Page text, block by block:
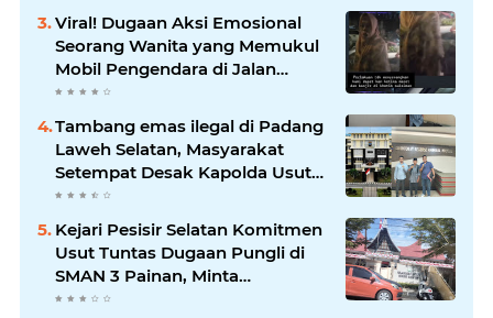
MERAJALELA
Viral! Dugaan Aksi Emosional
Seorang Wanita yang Memukul
Mobil Pengendara di Jalan
Khatib Sulaiman
Tambang emas ilegal di Padang
Laweh Selatan, Masyarakat
Setempat Desak Kapolda Usut
Tuntas
Kejari Pesisir Selatan Komitmen
Usut Tuntas Dugaan Pungli di
SMAN 3 Painan, Minta
Inspektorat Sumbar Lakukan